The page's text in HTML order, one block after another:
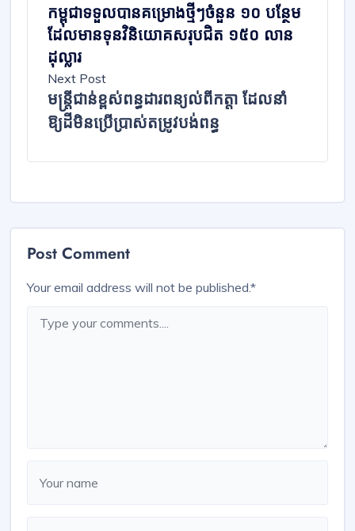
កម្ពុជាទទួលបានគម្រោងថ្មីៗចំនួន ១០ បន្ថែម
ដែលមានទុនវិនិយោគសរុបជិត ១៥០ លាន
ដុល្លារ
Next Post
មន្ត្រីជាន់ខ្ពស់ពន្ធដារពន្យល់ពីកត្តា ដែលនាំ
ឱ្យដីមិនប្រើប្រាស់តម្រូវបង់ពន្ធ
Post Comment
Your email address will not be published.*